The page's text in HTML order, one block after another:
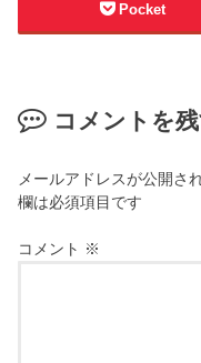
Pocket
コメントを
メールアドレスが公開さ
欄は必須項目です
コメント ※